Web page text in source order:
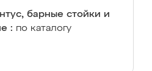
барные стойки и
: по каталогу